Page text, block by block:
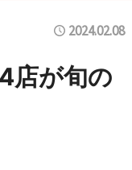
2024.02.08
店が旬の